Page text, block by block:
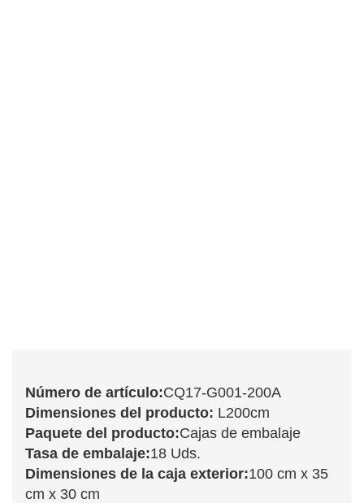
Número de artículo:CQ17-G001-200A
Dimensiones del producto: L200cm
Paquete del producto:Cajas de embalaje
Tasa de embalaje:18 Uds.
Dimensiones de la caja exterior:100 cm x 35
cm x 30 cm